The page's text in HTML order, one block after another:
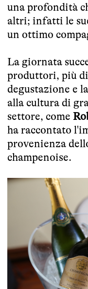
una profondità
altri; infatti le
un ottimo
La giornata
produttori, più
degustazione e
alla cultura di
settore, come
ha raccontato
provenienza
champenoise.